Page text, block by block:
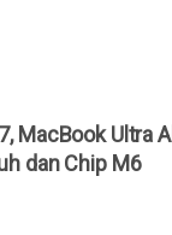
MacBook Ultra
dan Chip M6